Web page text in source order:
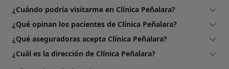
¿Cuándo podría visitarme en Clínica Peñalara?
¿Qué opinan los pacientes de Clínica Peñalara?
¿Qué aseguradoras acepta Clínica Peñalara?
¿Cuál es la dirección de Clínica Peñalara?